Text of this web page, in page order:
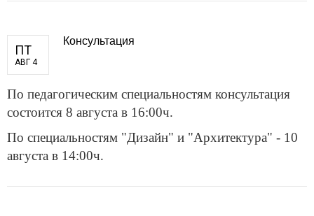
ПТ
АВГ 4
Консультация
По педагогическим специальностям консультация
состоится 8 августа в 16:00ч.
По специальностям "Дизайн" и "Архитектура" - 10
августа в 14:00ч.